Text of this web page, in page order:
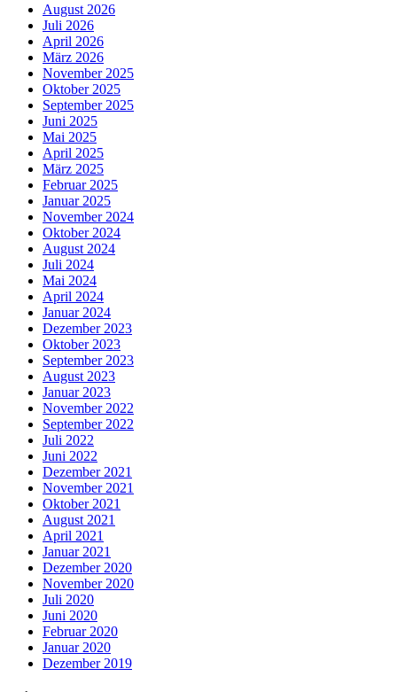
August 2026
Juli 2026
April 2026
März 2026
November 2025
Oktober 2025
September 2025
Juni 2025
Mai 2025
April 2025
März 2025
Februar 2025
Januar 2025
November 2024
Oktober 2024
August 2024
Juli 2024
Mai 2024
April 2024
Januar 2024
Dezember 2023
Oktober 2023
September 2023
August 2023
Januar 2023
November 2022
September 2022
Juli 2022
Juni 2022
Dezember 2021
November 2021
Oktober 2021
August 2021
April 2021
Januar 2021
Dezember 2020
November 2020
Juli 2020
Juni 2020
Februar 2020
Januar 2020
Dezember 2019